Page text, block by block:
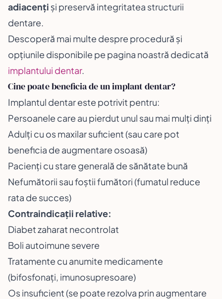
adiacenți și preservă integritatea structurii
dentare.
Descoperă mai multe despre procedură și
opțiunile disponibile pe pagina noastră dedicată
implantului dentar.
Cine poate beneficia de un implant dentar?
Implantul dentar este potrivit pentru:
Persoanele care au pierdut unul sau mai mulți dinți
Adulți cu os maxilar suficient (sau care pot
beneficia de augmentare osoasă)
Pacienți cu stare generală de sănătate bună
Nefumătorii sau foștii fumători (fumatul reduce
rata de succes)
Contraindicații relative:
Diabet zaharat necontrolat
Boli autoimune severe
Tratamente cu anumite medicamente
(bifosfonați, imunosupresoare)
Os insuficient (se poate rezolva prin augmentare